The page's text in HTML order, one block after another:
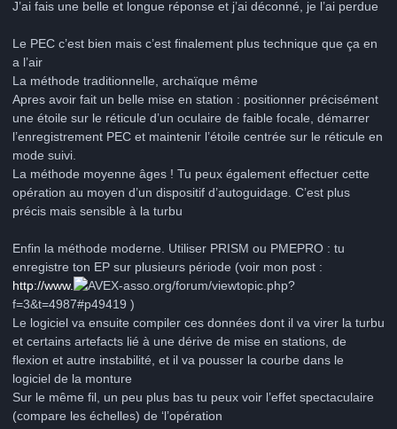
J’ai fais une belle et longue réponse et j’ai déconné, je l’ai perdue
Le PEC c’est bien mais c’est finalement plus technique que ça en
a l’air
La méthode traditionnelle, archaïque même
Apres avoir fait un belle mise en station : positionner précisément
une étoile sur le réticule d’un oculaire de faible focale, démarrer
l’enregistrement PEC et maintenir l’étoile centrée sur le réticule en
mode suivi.
La méthode moyenne âges ! Tu peux également effectuer cette
opération au moyen d’un dispositif d’autoguidage. C’est plus
précis mais sensible à la turbu
Enfin la méthode moderne. Utiliser PRISM ou PMEPRO : tu
enregistre ton EP sur plusieurs période (voir mon post :
http://www.
-asso.org/forum/viewtopic.php?
f=3&t=4987#p49419 )
Le logiciel va ensuite compiler ces données dont il va virer la turbu
et certains artefacts lié à une dérive de mise en stations, de
flexion et autre instabilité, et il va pousser la courbe dans le
logiciel de la monture
Sur le même fil, un peu plus bas tu peux voir l’effet spectaculaire
(compare les échelles) de ‘l’opération